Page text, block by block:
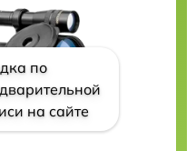
по
на сайте